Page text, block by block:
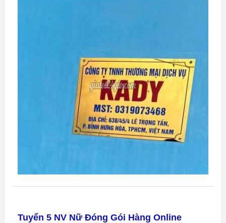
Tuyển 5 NV Nữ Đóng Gói Hàng Online